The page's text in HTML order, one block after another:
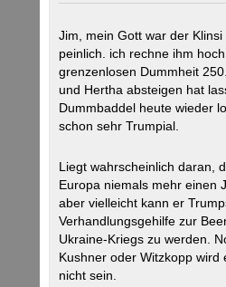
Jim, mein Gott war der Klinsi
peinlich. ich rechne ihm
grenzenlosen Dummheit
und Hertha absteigen hat
Dummbaddel heute wieder
schon sehr Trumpial.
Liegt wahrscheinlich daran,
Europa niemals mehr einen
aber vielleicht kann er
Verhandlungsgehilfe zur
Ukraine-Kriegs zu werden.
Kushner oder Witzkopp wird
nicht sein.